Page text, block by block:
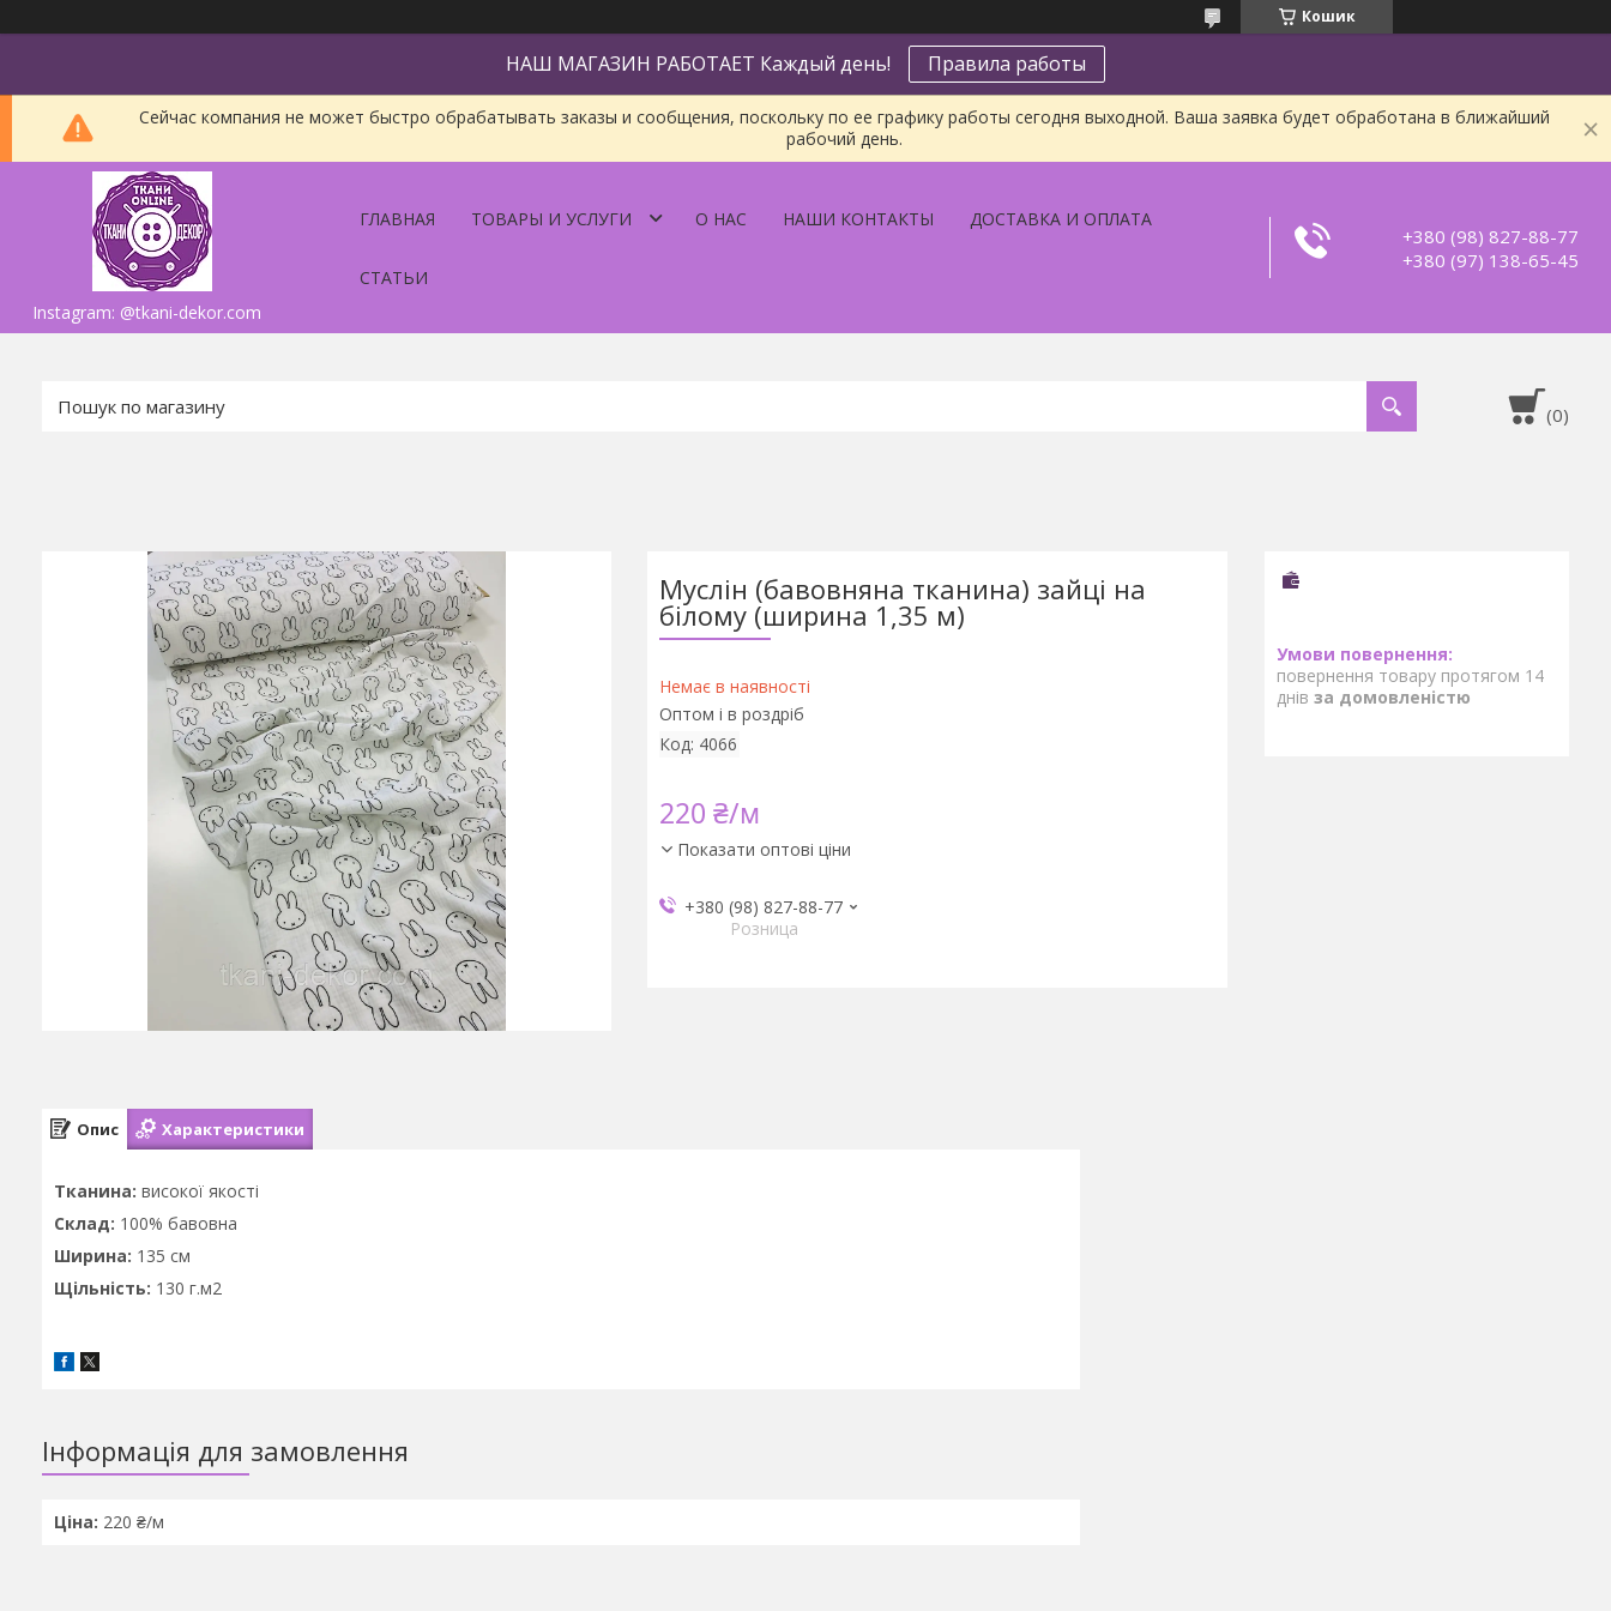
Кошик
НАШ МАГАЗИН РАБОТАЕТ Каждый день! Правила работы
Сейчас компания не может быстро обрабатывать заказы и сообщения, поскольку по ее графику работы сегодня выходной. Ваша заявка будет обработана в ближайший
рабочий день.
Instagram: @tkani-dekor.com
ГЛАВНАЯ ТОВАРЫ И УСЛУГИ О НАС НАШИ КОНТАКТЫ ДОСТАВКА И ОПЛАТА
СТАТЬИ
+380 (98) 827-88-77
+380 (97) 138-65-45
Муслін (бавовняна тканина) зайці на
білому (ширина 1,35 м)
Немає в наявності
Оптом і в роздріб
Код: 4066
220 ₴/м
Показати оптові ціни
+380 (98) 827-88-77
Розница
повернення товару протягом 14
днів за домовленістю
Опис Характеристики
Тканина: високої якості
Склад: 100% бавовна
Ширина: 135 см
Щільність: 130 г.м2
Інформація для замовлення
Ціна: 220 ₴/м